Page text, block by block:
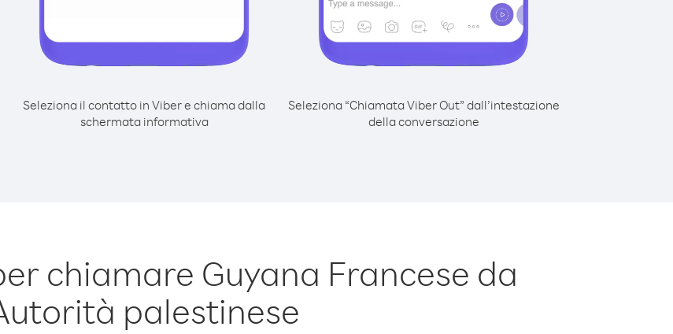
Seleziona il contatto in Viber e chiama dalla
schermata informativa
Seleziona “Chiamata Viber Out” dall’intestazione
della conversazione
chiamare Guyana Francese da
palestinese